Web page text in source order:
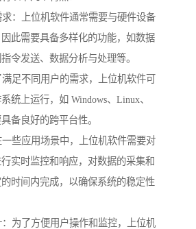
：上位机软件通常需要与硬件设备
此需要具备多样化的功能，如数据
令发送、数据分析与处理等。
足不同用户的需求，上位机软件可
统上运行，如 Windows、Linux、
备良好的跨平台性。
些应用场景中，上位机软件需要对
实时监控和响应，对数据的采集和
时间内完成，以确保系统的稳定性
为了方便用户操作和监控，上位机